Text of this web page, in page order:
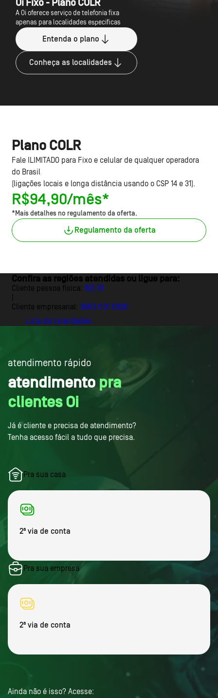
Oi Fixo - Plano COLR
A Oi oferece serviço de telefonia fixa
apenas para localidades especificas
Entenda o plano
Conheça as localidades
Plano COLR
Fale ILIMITADO para Fixo e celular de qualquer operadora
do Brasil
(ligações locais e longa distância usando o CSP 14 e 31).
R$94,90/mês*
*Mais detalhes no regulamento da oferta.
Regulamento da oferta
Confira as regiões atendidas ou ligue para:
Cliente pessoa física: 103 31
Cliente empresarial: 0800 031 0800
Lista de localidades
atendimento rápido
atendimento pra
clientes Oi
Já é cliente e precisa de atendimento?
Tenha acesso fácil a tudo que precisa.
Pra sua casa
2ª via de conta
Pra sua empresa
2ª via de conta
Ainda não é isso? Acesse: